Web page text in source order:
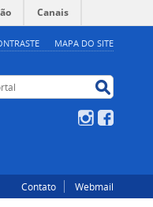
MAPA DO SITE
Canais
Instagram
Contato Webmail